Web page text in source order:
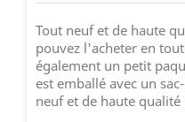
Tout neuf et de haute
pouvez l'acheter en
également un petit
est emballé avec un
neuf et de haute qualité